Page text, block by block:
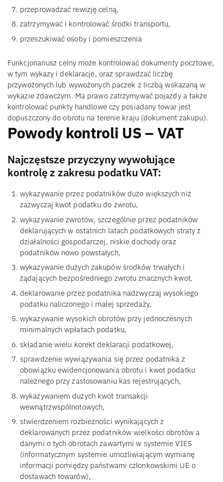
przeprowadzać rewizję celną,
zatrzymywać i kontrolować środki transportu,
przeszukiwać osoby i pomieszczenia
Funkcjonariusz celny może kontrolować dokumenty pocztowe,
w tym wykazy i deklaracje, oraz sprawdzać liczbę
przywożonych lub wywożonych paczek z liczbą wskazaną w
wykazie zdawczym. Ma prawo zatrzymywać pojazdy a także
kontrolować punkty handlowe czy posiadany towar jest
dopuszczony do obrotu na terenie kraju (dokument zakupu).
Powody kontroli US – VAT
Najczęstsze przyczyny wywołujące
kontrolę z zakresu podatku VAT:
wykazywanie przez podatników dużo większych niż
zazwyczaj kwot podatku do zwrotu,
wykazywanie zwrotów, szczególnie przez podatników
deklarujących w ostatnich latach podatkowych straty z
działalności gospodarczej, niskie dochody oraz
podatników nowo powstałych,
wykazywanie dużych zakupów środków trwałych i
żądających bezpośredniego zwrotu znacznych kwot,
deklarowanie przez podatnika nadzwyczaj wysokiego
podatku naliczonego i małej sprzedaży,
wykazywanie wysokich obrotów przy jednoczesnych
minimalnych wpłatach podatku,
składanie wielu korekt deklaracji podatkowej,
sprawdzenie wywiązywania się przez podatnika z
obowiązku ewidencjonowania obrotu i kwot podatku
należnego przy zastosowaniu kas rejestrujących,
wykazywaniem dużych kwot transakcji
wewnątrzwspólnotowych,
stwierdzeniem rozbieżności wynikających z
deklarowanych przez podatników wielkości obrotów a
danymi o tych obrotach zawartymi w systemie VIES
(informatycznym systemie umożliwiającym wymianę
informacji pomiędzy państwami członkowskimi UE o
dostawach towarów),